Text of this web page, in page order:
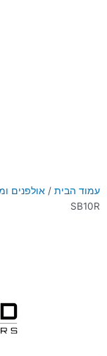
עמוד הבית / אולפנים
SB10R